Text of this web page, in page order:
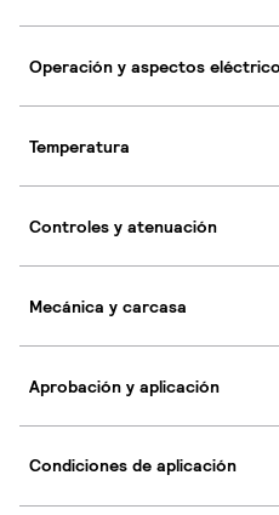
Operación y aspectos
Temperatura
Controles y atenuación
Mecánica y carcasa
Aprobación y aplicación
Condiciones de aplicación